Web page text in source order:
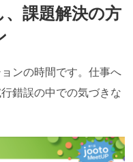
課題解決の方
ンの時間です。仕事へ
錯誤の中での気づきな